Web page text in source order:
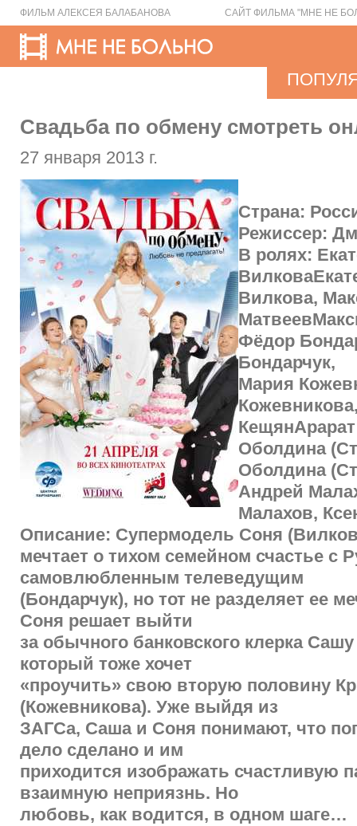
ФИЛЬМ АЛЕКСЕЯ БАЛАБАНОВА САЙТ ФИЛЬМА "МНЕ НЕ
Свадьба по обмену смотреть
27 января 2013 г.
Страна:
Режиссер:
В ролях:
Вилкова,
Фёдор
Бондарчук,
Мария
Оболдина
Оболдина
Андрей
Малахов,
Описание: Супермодель Соня
мечтает о тихом семейном счастье с
самовлюбленным телеведущим
(Бондарчук), но тот не разделяет ее
Соня решает выйти
за обычного банковского клерка
который тоже хочет
«проучить» свою вторую половину
(Кожевникова). Уже выйдя из
ЗАГСа, Саша и Соня понимают, что
дело сделано и им
приходится изображать счастливую
взаимную неприязнь. Но
любовь, как водится, в одном шаге…